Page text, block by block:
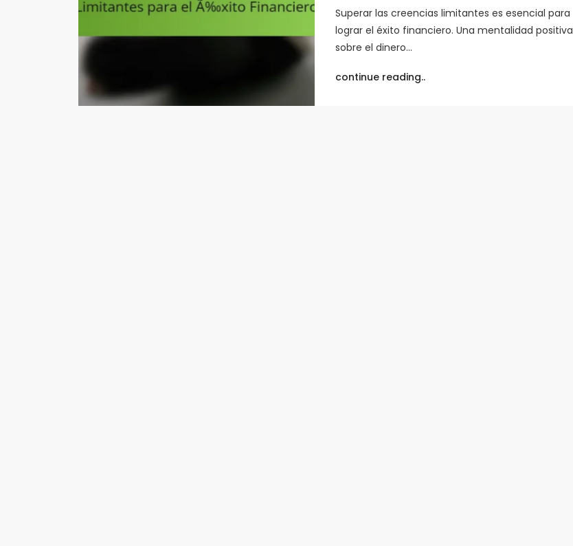
Superar las creencias limitantes es esencial para
lograr el éxito financiero. Una mentalidad positiva
sobre el dinero…
continue reading..